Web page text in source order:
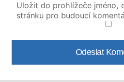
Uložit do prohlížeče jméno,
stránku pro budoucí